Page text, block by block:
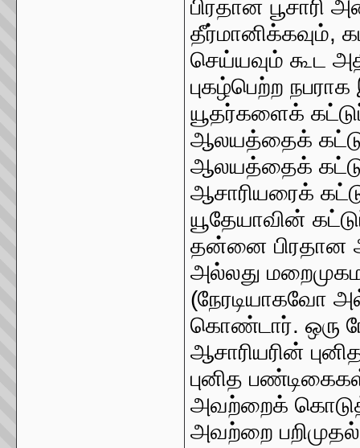
பிரதான
தீர்மானிக்கவும்,
செய்யவும் கூட
புகழ்பெற்ற
யூதர்களைக்
ஆலயத்தைக்
ஆலயத்தைக்
ஆசாரியரைக்
யூதேயாவின்
தன்னை பிரதான
அல்லது
(நேரடியாகவோ
கொண்டார். ஒரு
ஆசாரியரின்
புனித
அவற்றைக்
அவற்றை